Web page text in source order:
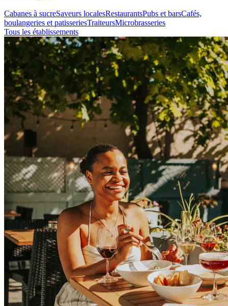
Cabanes à sucreSaveurs localesRestaurantsPubs et barsCafés,
boulangeries et patisseriesTraiteursMicrobrasseries
Tous les établissements